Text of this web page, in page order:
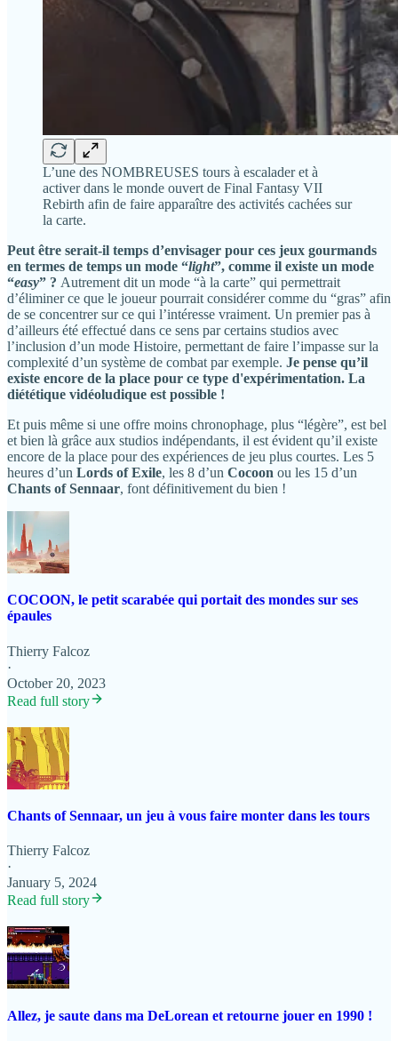
L’une des NOMBREUSES tours à escalader et à
activer dans le monde ouvert de Final Fantasy VII
Rebirth afin de faire apparaître des activités cachées sur
la carte.
Peut être serait-il temps d’envisager pour ces jeux gourmands
en termes de temps un mode “light”, comme il existe un mode
“easy” ? Autrement dit un mode “à la carte” qui permettrait
d’éliminer ce que le joueur pourrait considérer comme du “gras” afin
de se concentrer sur ce qui l’intéresse vraiment. Un premier pas à
d’ailleurs été effectué dans ce sens par certains studios avec
l’inclusion d’un mode Histoire, permettant de faire l’impasse sur la
complexité d’un système de combat par exemple. Je pense qu’il
existe encore de la place pour ce type d'expérimentation. La
diététique vidéoludique est possible !
Et puis même si une offre moins chronophage, plus “légère”, est bel
et bien là grâce aux studios indépendants, il est évident qu’il existe
encore de la place pour des expériences de jeu plus courtes. Les 5
heures d’un Lords of Exile, les 8 d’un Cocoon ou les 15 d’un
Chants of Sennaar, font définitivement du bien !
COCOON, le petit scarabée qui portait des mondes sur ses
épaules
Thierry Falcoz
·
October 20, 2023
Read full story
Chants of Sennaar, un jeu à vous faire monter dans les tours
Thierry Falcoz
·
January 5, 2024
Read full story
Allez, je saute dans ma DeLorean et retourne jouer en 1990 !